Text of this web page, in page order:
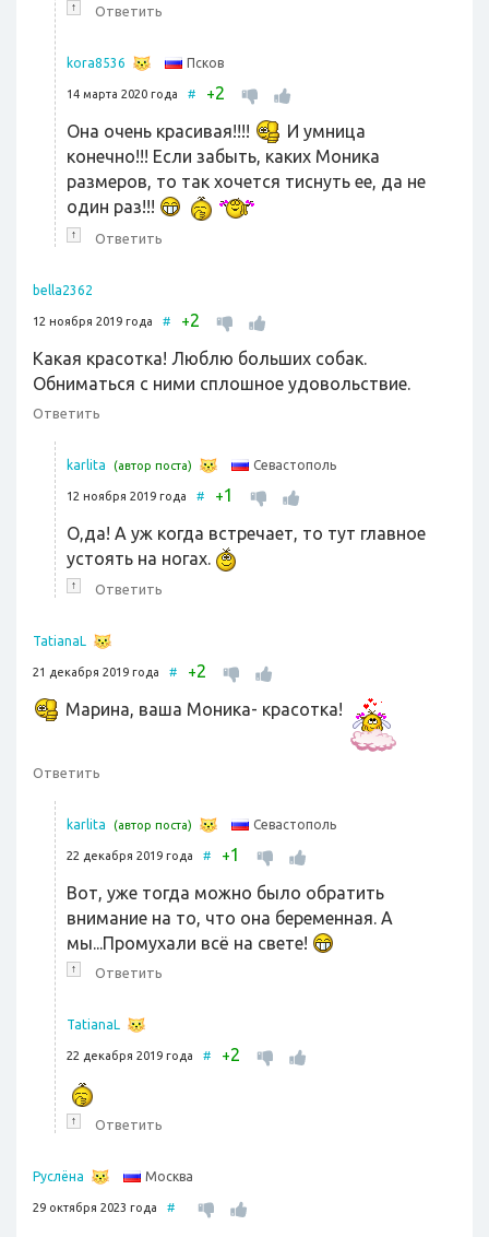
↑ Ответить
kora8536 Псков
14 марта 2020 года # +2
Она очень красивая!!!!
И умница
конечно!!! Если забыть, каких Моника
размеров, то так хочется тиснуть ее, да не
один раз!!!
↑ Ответить
bella2362
12 ноября 2019 года # +2
Какая красотка! Люблю больших собак.
Обниматься с ними сплошное удовольствие.
Ответить
karlita (автор поста) Севастополь
12 ноября 2019 года # +1
О,да! А уж когда встречает, то тут главное
устоять на ногах.
↑ Ответить
TatianaL
21 декабря 2019 года # +2
Марина, ваша Моника- красотка!
Ответить
karlita (автор поста) Севастополь
22 декабря 2019 года # +1
Вот, уже тогда можно было обратить
внимание на то, что она беременная. А
мы...Промухали всё на свете!
↑ Ответить
TatianaL
22 декабря 2019 года # +2
↑ Ответить
Руслёна Москва
29 октября 2023 года #